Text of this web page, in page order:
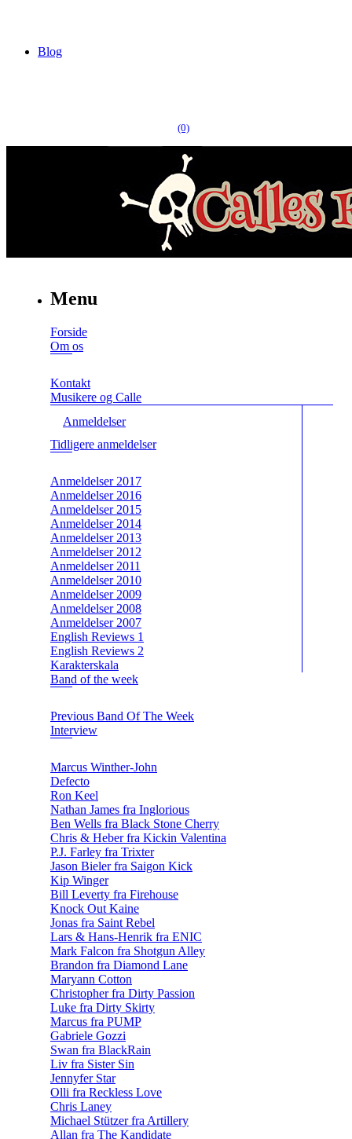
Blog
(0)
Menu
Forside
Om os
Kontakt
Musikere og Calle
Anmeldelser
Tidligere anmeldelser
Anmeldelser 2017
Anmeldelser 2016
Anmeldelser 2015
Anmeldelser 2014
Anmeldelser 2013
Anmeldelser 2012
Anmeldelser 2011
Anmeldelser 2010
Anmeldelser 2009
Anmeldelser 2008
Anmeldelser 2007
English Reviews 1
English Reviews 2
Karakterskala
Band of the week
Previous Band Of The Week
Interview
Marcus Winther-John
Defecto
Ron Keel
Nathan James fra Inglorious
Ben Wells fra Black Stone Cherry
Chris & Heber fra Kickin Valentina
P.J. Farley fra Trixter
Jason Bieler fra Saigon Kick
Kip Winger
Bill Leverty fra Firehouse
Knock Out Kaine
Jonas fra Saint Rebel
Lars & Hans-Henrik fra ENIC
Mark Falcon fra Shotgun Alley
Brandon fra Diamond Lane
Maryann Cotton
Christopher fra Dirty Passion
Luke fra Dirty Skirty
Marcus fra PUMP
Gabriele Gozzi
Swan fra BlackRain
Liv fra Sister Sin
Jennyfer Star
Olli fra Reckless Love
Chris Laney
Michael Stützer fra Artillery
Allan fra The Kandidate